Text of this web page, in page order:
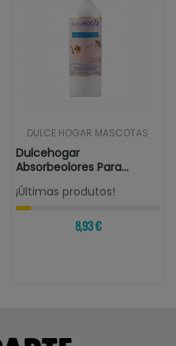
DULCE HOGAR MASCOTAS
Dulcehogar
Absorbeolores Para
Mascotas
¡Últimas produtos!
8,93 €